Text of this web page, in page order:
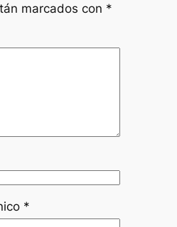
marcados con *
*